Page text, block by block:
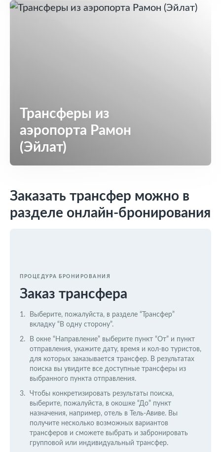
Трансферы из
аэропорта Рамон
(Эйлат)
Заказать трансфер можно в
разделе онлайн-бронирования
ПРОЦЕДУРА БРОНИРОВАНИЯ
Заказ трансфера
Выберите, пожалуйста, в разделе “Трансфер”
вкладку “В одну сторону”.
В окне “Направление” выберите пункт “От” и пункт
отправления, укажите дату, время и кол-во туристов,
для которых заказывается трансфер. В результатах
поиска вы увидите все доступные трансферы из
выбранного пункта отправления.
Чтобы конкретизировать результаты поиска,
выберите, пожалуйста, в окошке “До” пункт
назначения, например, отель в Тель-Авиве. Вы
получите несколько возможных вариантов
трансферов и сможете выбрать и забронировать
групповой или индивидуальный трансфер.